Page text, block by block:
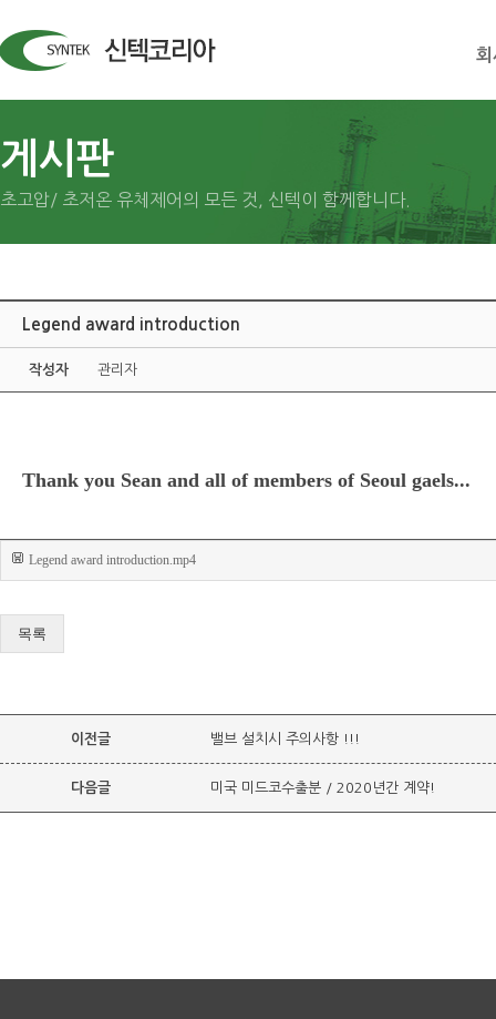
회
게시판
초고압/ 초저온 유체제어의 모든 것, 신텍이 함께합니다.
Legend award introduction
작성자 관리자
Thank you Sean and all of members of Seoul gaels...
Legend award introduction.mp4
목록
이전글 밸브 설치시 주의사항 !!!
다음글 미국 미드코수출분 / 2020년간 계약!